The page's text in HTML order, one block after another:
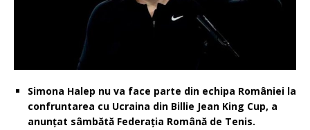
Simona Halep nu va face parte din echipa României la
confruntarea cu Ucraina din Billie Jean King Cup, a
anunţat sâmbătă Federaţia Română de Tenis.